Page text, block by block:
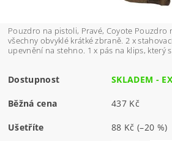
Pouzdro na pistoli, Pravé, Coyote Pouzdro na pistoli je vhodné pro
všechny obvyklé krátké zbraně. 2 x
upevnění na stehno. 1 x pás na
Dostupnost SKLADEM -
Běžná cena 437 Kč
Ušetříte 88 Kč(–20 %)